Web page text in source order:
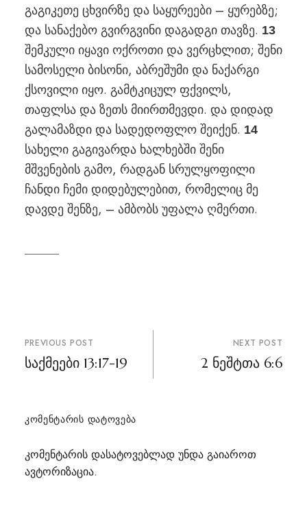
გაგიკეთე ცხვირზე და საყურეები – ყურებზე;
და სანაქებო გვირგვინი დაგადგი თავზე. 13
შემკული იყავი ოქროთი და ვერცხლით; შენი
სამოსელი ბისონი, აბრეშუმი და ნაქარგი
ქსოვილი იყო. გამტკიცულ ფქვილს,
თაფლსა და ზეთს მიირთმევდი. და დიდად
გალამაზდი და სადედოფლო შეიქენ. 14
სახელი გაგივარდა ხალხებში შენი
მშვენების გამო, რადგან სრულყოფილი
ჩანდი ჩემი დიდებულებით, რომელიც მე
დავდე შენზე, – ამბობს უფალა ღმერთი.
პოსტის
ნავიგაცია
PREVIOUS POST
საქმეები 13:17-19
NEXT POST
2 ნეშტთა 6:6
ᲙᲝᲛᲔᲜᲢᲐᲠᲘᲡ ᲓᲐᲢᲝᲕᲔᲑᲐ
კომენტარის დასატოვებლად უნდა გაიაროთ
ავტორიზაცია.